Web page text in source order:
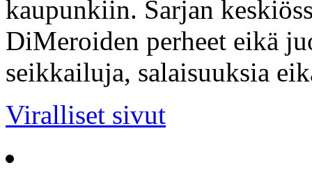
kaupunkiin. Sarjan
DiMeroiden perheet eikä
seikkailuja, salaisuuksia
Viralliset sivut